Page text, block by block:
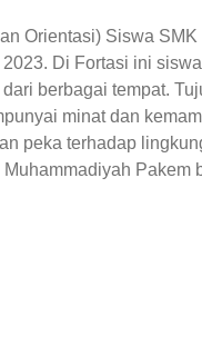
Orientasi) Siswa
Di Fortasi ini
berbagai tempat.
minat dan
peka terhadap